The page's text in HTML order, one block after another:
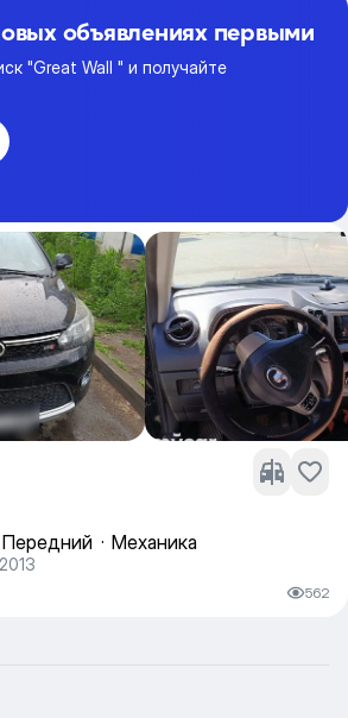
объявлениях первыми
"Great Wall " и получайте
Передний · Механика
562